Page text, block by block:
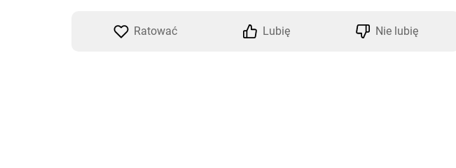
Ratować Lubię Nie lubię